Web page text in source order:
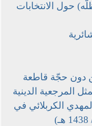
حول الانتخابات
دون حجّة قاطعة
المرجعية الدينية
الكربلائي في